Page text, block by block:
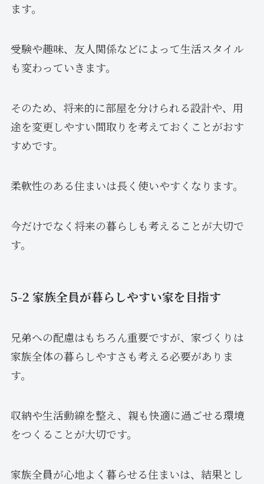
ます。
受験や趣味、友人関係などによって生活スタイル
も変わっていきます。
そのため、将来的に部屋を分けられる設計や、用
途を変更しやすい間取りを考えておくことがおす
すめです。
柔軟性のある住まいは長く使いやすくなります。
今だけでなく将来の暮らしも考えることが大切で
す。
5-2 家族全員が暮らしやすい家を目指す
兄弟への配慮はもちろん重要ですが、家づくりは
家族全体の暮らしやすさも考える必要がありま
す。
収納や生活動線を整え、親も快適に過ごせる環境
をつくることが大切です。
家族全員が心地よく暮らせる住まいは、結果とし